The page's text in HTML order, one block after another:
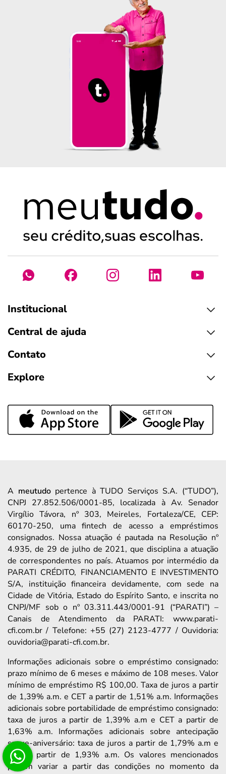
Institucional
Central de ajuda
Contato
Explore
A meutudopertence à TUDO Serviços S.A. (“TUDO”),
CNPJ 27.852.506/0001-85, localizada à Av. Senador
Virgílio Távora, nº 303, Meireles, Fortaleza/CE, CEP:
60170-250, uma fintech de acesso a empréstimos
consignados. Nossa atuação é pautada na Resolução nº
4.935, de 29 de julho de 2021, que disciplina a atuação
de correspondentes no país. Atuamos por intermédio da
PARATI CRÉDITO, FINANCIAMENTO E INVESTIMENTO
S/A, instituição financeira devidamente, com sede na
Cidade de Vitória, Estado do Espírito Santo, e inscrita no
CNPJ/MF sob o nº 03.311.443/0001-91 (“PARATI”) –
Canais de Atendimento da PARATI: www.parati-
cfi.com.br / Telefone: +55 (27) 2123-4777 / Ouvidoria:
ouvidoria@parati-cfi.com.br.
Informações adicionais sobre o empréstimo consignado:
prazo mínimo de 6 meses e máximo de 108 meses. Valor
mínimo de empréstimo R$ 100,00. Taxa de juros a partir
de 1,39% a.m. e CET a partir de 1,51% a.m. Informações
adicionais sobre portabilidade de empréstimo consignado:
taxa de juros a partir de 1,39% a.m e CET a partir de
1,63% a.m. Informações adicionais sobre antecipação
saque-aniversário: taxa de juros a partir de 1,79% a.m e
CET a partir de 1,93% a.m. Os valores mencionados
podem variar a partir das condições no momento da